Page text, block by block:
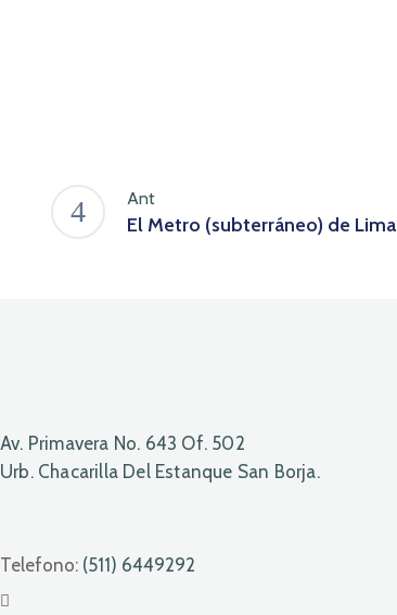
Ant
El Metro (subterráneo) de Lima
Av. Primavera No. 643 Of. 502
Urb. Chacarilla Del Estanque San Borja.
Telefono: (511) 6449292